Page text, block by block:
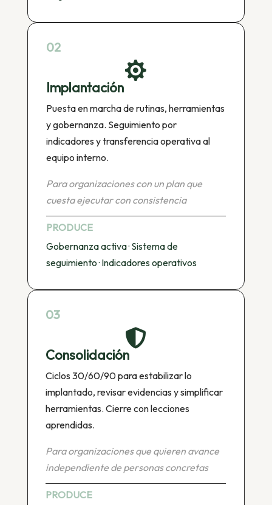
02

Implantación
Puesta en marcha de rutinas, herramientas
y gobernanza. Seguimiento por
indicadores y transferencia operativa al
equipo interno.
Para organizaciones con un plan que
cuesta ejecutar con consistencia
PRODUCE
Gobernanza activa · Sistema de
seguimiento · Indicadores operativos
03

Consolidación
Ciclos 30/60/90 para estabilizar lo
implantado, revisar evidencias y simplificar
herramientas. Cierre con lecciones
aprendidas.
Para organizaciones que quieren avance
independiente de personas concretas
PRODUCE